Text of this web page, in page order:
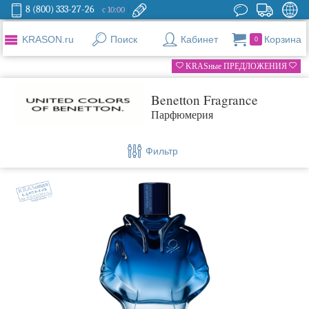
8 (800) 333-27-26 с 10:00
KRASON.ru Поиск Кабинет 0 Корзина
KRASные ПРЕДЛОЖЕНИЯ
Benetton Fragrance
Парфюмерия
Фильтр